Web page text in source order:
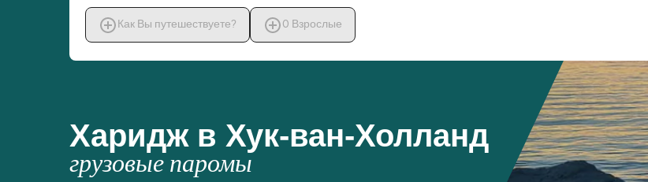
Харидж в Хук-ван-Холланд
грузовые паромы
Как Вы путешествуете? 0 Взрослые